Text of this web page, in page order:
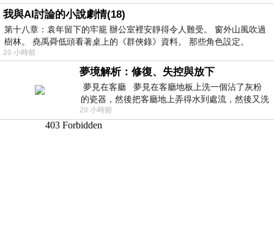
我與AI討論的小說劇情(18)
第十八章：袁年留下的牢籠 辦公室裡安靜得令人難受。 窗外山風吹過
樹林。 堯禹舜低頭看著桌上的《群俠錄》資料。 那些角色設定。
20 小時前
夢境解析：修復、失控與放下
夢見在客廳 夢見在客廳地板上洗一個沾了灰粉
的瓷器，然後把客廳地上弄得水到處流，然後又洗
一頂棒球潮帽，後來發現帽
20 小時前